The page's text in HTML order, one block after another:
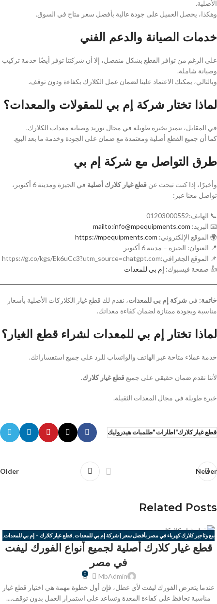
الأصلية.
وهكذا، يحصل العميل على جودة عالية بأفضل سعر متاح في السوق.
خدمات الصيانة والدعم الفني
على الرغم من توافر القطع بشكل منفصل، إلا أن شركتنا توفر أيضًا خدمة تركيب
وصيانة شاملة.
وبالتالي، يمكنك الاعتماد علينا لضمان عمل الكلارك بكفاءة ودون توقف.
لماذا تختار شركة إم بي للمقولات والمعدات؟
في المقابل، نتميز بخبرة طويلة في مجال توريد وصيانة معدات الكلارك.
كما أن جميع القطع أصلية ومعتمدة مع ضمان على الجودة وخدمة ما بعد البيع.
طرق التواصل مع شركة إم بي
وأخيرًا، إذا كنت تبحث عن قطع غيار كلارك أصلية
في الجيزة ومدينة 6 أكتوبر،
تواصل معنا عبر:
📞 الهاتف:01203000552
📧 البريد: mailto:info@mpequipments.com
🌍 الموقع الإلكتروني: https://mpequipments.com
📍 العنوان: الجيزة – مدينة 6 أكتوبر
📌 الموقع الجغرافي:https://g.co/kgs/Ek6uCc3?utm_source=chatgpt.com
👍 صفحة فيسبوك: إم بي للمعدات
خاتمة: في شركة إم بي للمعدات، نقدم لك قطع غيار الكلاركات الأصلية بأسعار
مناسبة وبجودة ممتازة لضمان كفاءة معداتك.
لماذا تختار إم بي للمعدات لشراء قطع الغيار؟
خدمة عملاء متاحة عبر الهاتف والواتساب للرد على جميع استفساراتك.
لأننا نقدم ضمان حقيقي على جميع قطع غيار كلارك.
خبرة طويلة في مجال المعدات الثقيلة.
قطع غيار كلارك"اطارات "طلمبات هيدروليك
Newer
Older
Related Posts
12
مايو
بيع وتاجير كلارك كهرباء في مصر بأفضل سعر | شركة إم بي للمعدات قطع غيار كلارك – إم بي للمعدات
كاوتش كلارك – إم بي للمعدات
كباش للبيع
قطع غيار كلارك أصلية لجميع أنواع الفورك ليفت
في مصر
MbAdmin
0
عندما يتعرض الفورك ليفت لأي عطل، فإن أول خطوة مهمة هي اختيار قطع غيار
مناسبة تحافظ على كفاءة المعدة وتساعد على استمرار العمل بدون توقف....